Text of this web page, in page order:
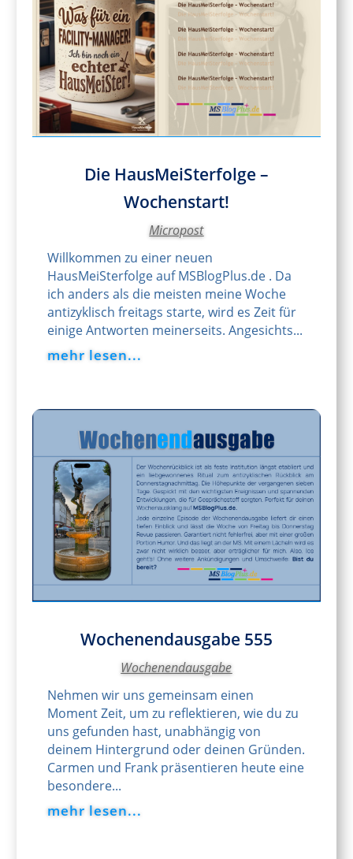
Die HausMeiSterfolge –
Wochenstart!
Micropost
Willkommen zu einer neuen
HausMeiSterfolge auf MSBlogPlus.de . Da
ich anders als die meisten meine Woche
antizyklisch freitags starte, wird es Zeit für
einige Antworten meinerseits. Angesichts...
mehr lesen...
Wochenendausgabe 555
Wochenendausgabe
Nehmen wir uns gemeinsam einen
Moment Zeit, um zu reflektieren, wie du zu
uns gefunden hast, unabhängig von
deinem Hintergrund oder deinen Gründen.
Carmen und Frank präsentieren heute eine
besondere...
mehr lesen...